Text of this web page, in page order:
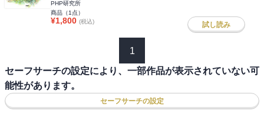
PHP研究所
商品（1 点）
¥1,800 (税込) 試し読み
1
セーフサーチの設定により、一部作品が表示されていない可
能性があります。
セーフサーチの設定